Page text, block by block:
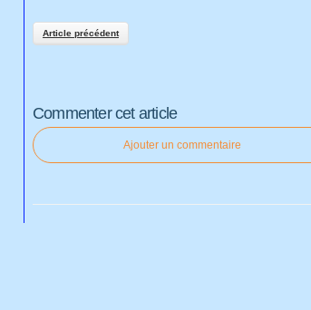
Article précédent
Commenter cet article
Ajouter un commentaire